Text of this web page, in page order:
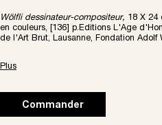
Wölfli dessinateur-compositeur,
18 X 24
en couleurs, [136] p.Editions L'Age
de l'Art Brut, Lausanne, Fondation Adolf
Plus
Commander